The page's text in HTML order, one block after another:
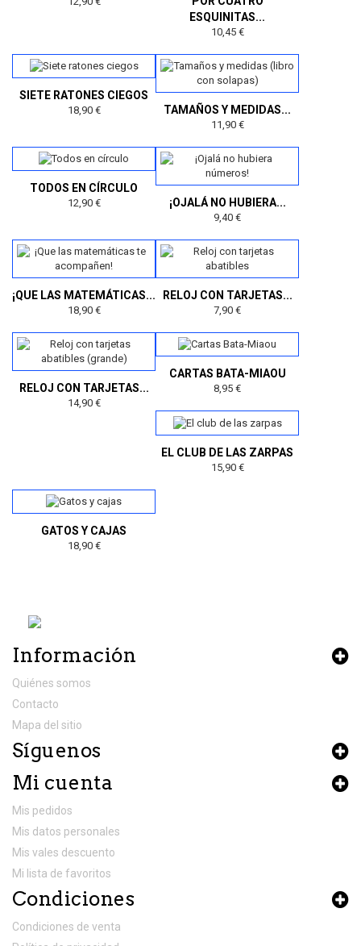
ESQUINITAS...
10,45 €
SIETE RATONES CIEGOS
18,90 € TAMAÑOS Y MEDIDAS...
11,90 €
TODOS EN CÍRCULO
12,90 € ¡OJALÁ NO HUBIERA...
9,40 €
¡QUE LAS MATEMÁTICAS...
18,90 €
RELOJ CON TARJETAS...
7,90 €
RELOJ CON TARJETAS...
14,90 €
CARTAS BATA-MIAOU
8,95 €
EL CLUB DE LAS ZARPAS
15,90 €
GATOS Y CAJAS
18,90 €
Información
Quiénes somos
Contacto
Mapa del sitio
Síguenos
Mi cuenta
Mis pedidos
Mis datos personales
Mis vales descuento
Mi lista de favoritos
Condiciones
Condiciones de venta